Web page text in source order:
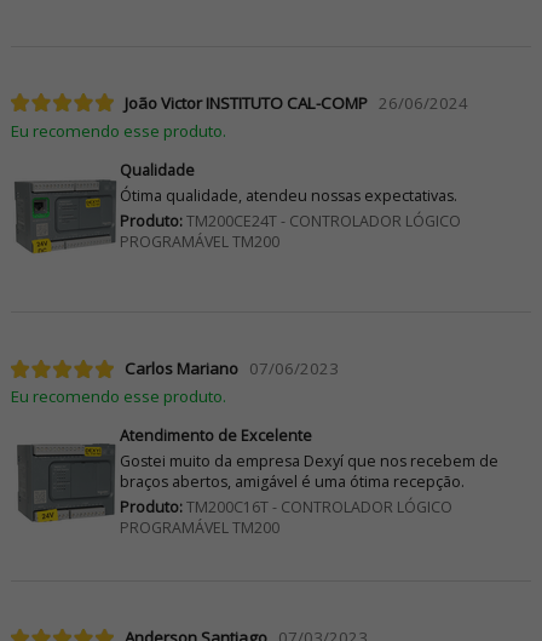
João Victor INSTITUTO CAL-COMP 26/06/2024
Eu recomendo esse produto.
Qualidade
Ótima qualidade, atendeu nossas expectativas.
Produto:TM200CE24T - CONTROLADOR LÓGICO
PROGRAMÁVEL TM200
Carlos Mariano 07/06/2023
Eu recomendo esse produto.
Atendimento de Excelente
Gostei muito da empresa Dexyí que nos recebem de
braços abertos, amigável é uma ótima recepção.
Produto:TM200C16T - CONTROLADOR LÓGICO
PROGRAMÁVEL TM200